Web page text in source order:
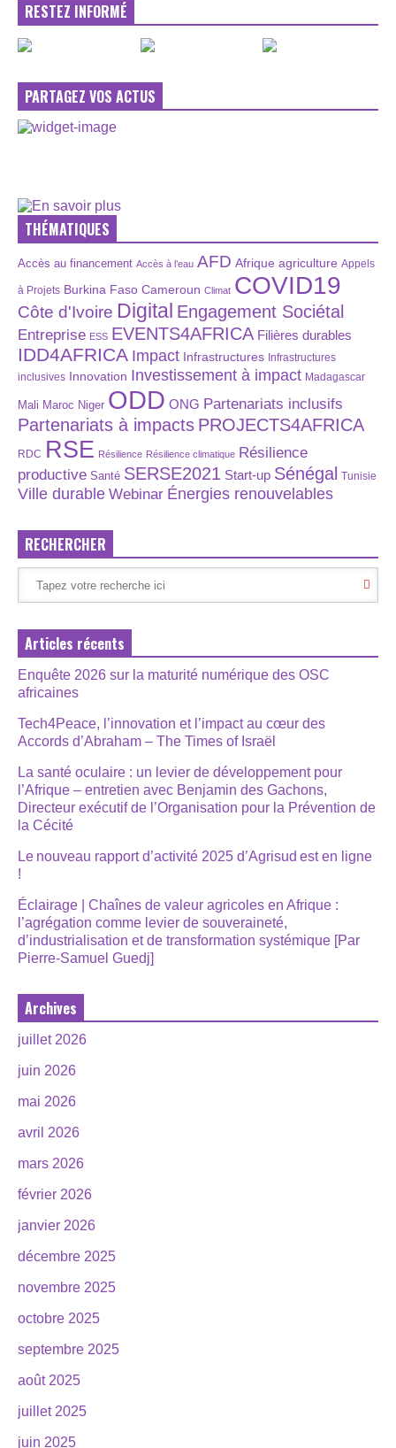
RESTEZ INFORMÉ
PARTAGEZ VOS ACTUS
THÉMATIQUES
Accès au financement Accès à l’eau AFD Afrique agriculture Appels
à Projets Burkina Faso Cameroun Climat COVID19
Côte d'Ivoire Digital Engagement Sociétal
Entreprise ESS EVENTS4AFRICA Filières durables
IDD4AFRICA Impact Infrastructures Infrastructures
inclusives Innovation Investissement à impact Madagascar
Mali Maroc Niger ODD ONG Partenariats inclusifs
Partenariats à impacts PROJECTS4AFRICA
RDC RSE Résilience Résilience climatique Résilience
productive Santé SERSE2021 Start-up Sénégal Tunisie
Ville durable Webinar Énergies renouvelables
RECHERCHER
Articles récents
Enquête 2026 sur la maturité numérique des OSC
africaines
Tech4Peace, l’innovation et l’impact au cœur des
Accords d’Abraham – The Times of Israël
La santé oculaire : un levier de développement pour
l’Afrique – entretien avec Benjamin des Gachons,
Directeur exécutif de l’Organisation pour la Prévention de
la Cécité
Le nouveau rapport d’activité 2025 d’Agrisud est en ligne
!
Éclairage | Chaînes de valeur agricoles en Afrique :
l’agrégation comme levier de souveraineté,
d’industrialisation et de transformation systémique [Par
Pierre-Samuel Guedj]
Archives
juillet 2026
juin 2026
mai 2026
avril 2026
mars 2026
février 2026
janvier 2026
décembre 2025
novembre 2025
octobre 2025
septembre 2025
août 2025
juillet 2025
juin 2025